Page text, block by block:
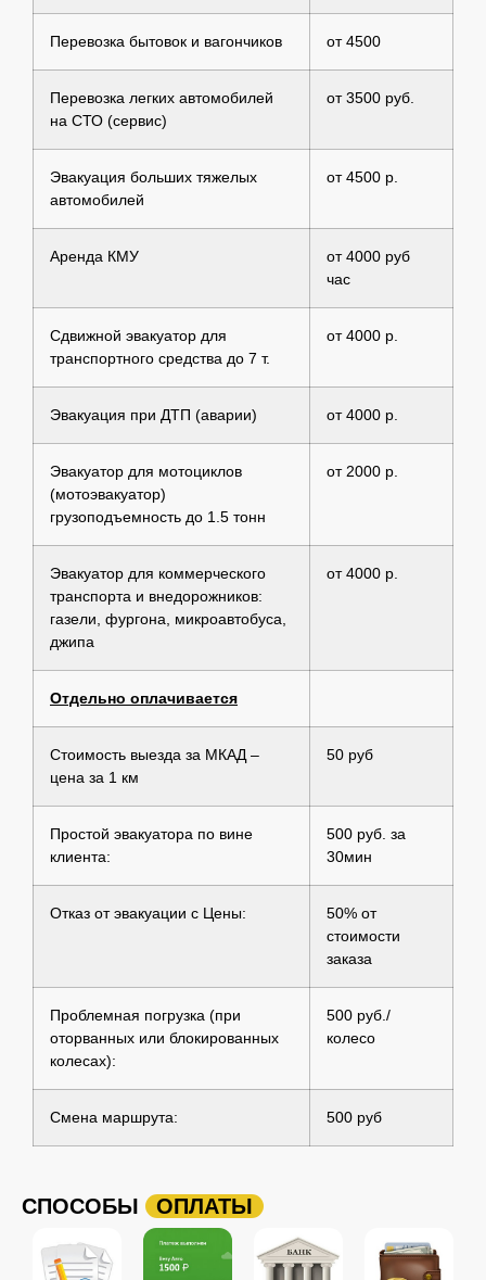
Перевозка бытовок и вагончиков от 4500
Перевозка легких автомобилей
на СТО (сервис)
от 3500 руб.
Эвакуация больших тяжелых
автомобилей
от 4500 р.
Аренда КМУ
от 4000 руб
час
Сдвижной эвакуатор для
транспортного средства до 7 т.
от 4000 р.
Эвакуация при ДТП (аварии) от 4000 р.
Эвакуатор для мотоциклов
(мотоэвакуатор)
грузоподъемность до 1.5 тонн
от 2000 р.
Эвакуатор для коммерческого
транспорта и внедорожников:
газели, фургона, микроавтобуса,
джипа
от 4000 р.
Отдельно оплачивается
Стоимость выезда за МКАД –
цена за 1 км
50 руб
Простой эвакуатора по вине
клиента:
500 руб. за
30мин
Отказ от эвакуации с Цены:
50% от
стоимости
заказа
Проблемная погрузка (при
оторванных или блокированных
колесах):
500 руб./
колесо
Смена маршрута: 500 руб
СПОСОБЫ ОПЛАТЫ